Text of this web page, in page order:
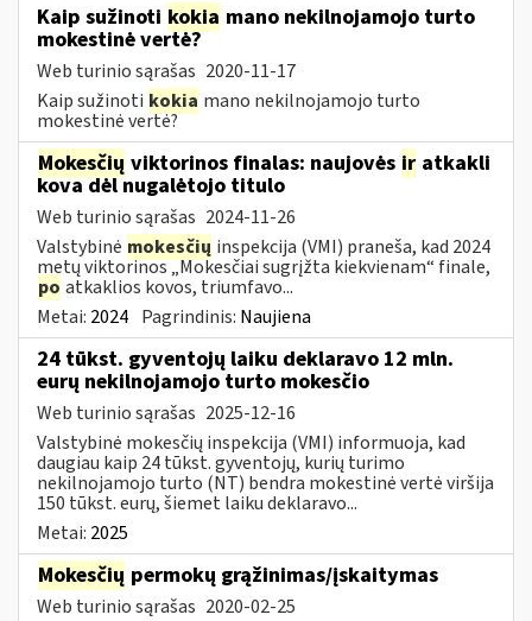
Kaip sužinoti kokia mano nekilnojamojo turto
mokestinė vertė?
Web turinio sąrašas 2020-11-17
Kaip sužinoti kokia mano nekilnojamojo turto
mokestinė vertė?
Mokesčių viktorinos finalas: naujovės ir atkakli
kova dėl nugalėtojo titulo
Web turinio sąrašas 2024-11-26
Valstybinė mokesčių inspekcija (VMI) praneša, kad 2024
metų viktorinos „Mokesčiai sugrįžta kiekvienam“ finale,
po atkaklios kovos, triumfavo...
Metai: 2024 Pagrindinis: Naujiena
24 tūkst. gyventojų laiku deklaravo 12 mln.
eurų nekilnojamojo turto mokesčio
Web turinio sąrašas 2025-12-16
Valstybinė mokesčių inspekcija (VMI) informuoja, kad
daugiau kaip 24 tūkst. gyventojų, kurių turimo
nekilnojamojo turto (NT) bendra mokestinė vertė viršija
150 tūkst. eurų, šiemet laiku deklaravo...
Metai: 2025
Mokesčių permokų grąžinimas/įskaitymas
Web turinio sąrašas 2020-02-25